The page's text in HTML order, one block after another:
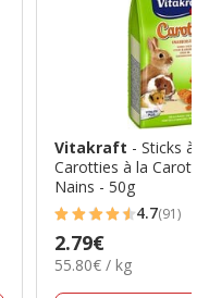
Vitakraft - Sticks à
Carotties à la
Nains - 50g
4.7
étoiles
avec
4.7(91)
Prix
2.79€
2.79€
55.80€
55.80€ / kg